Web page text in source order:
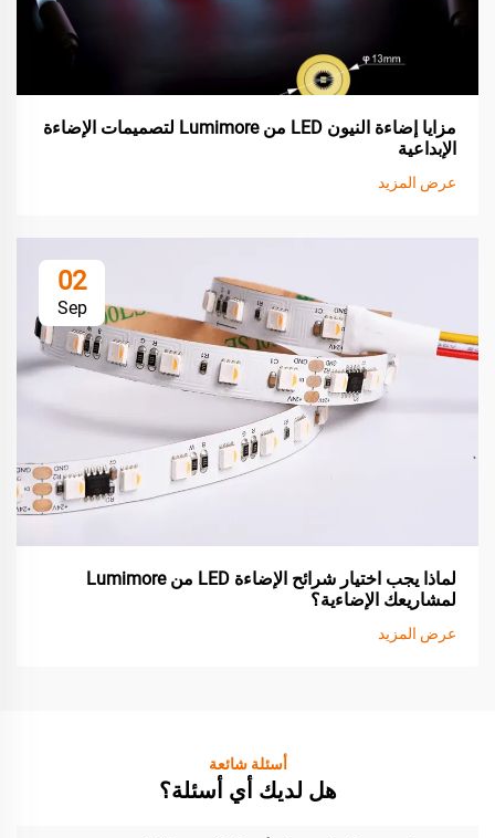
مزايا إضاءة النيون LED من Lumimore لتصميمات الإضاءة
الإبداعية
عرض المزيد
02
Sep
لماذا يجب اختيار شرائح الإضاءة LED من Lumimore
لمشاريعك الإضاءية؟
عرض المزيد
أسئلة شائعة
هل لديك أي أسئلة؟